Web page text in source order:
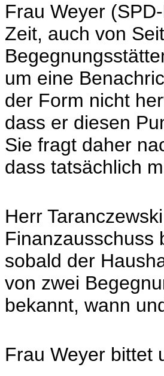
Frau Weyer
Zeit, auch von
um eine
der Form nicht
dass er diesen
Sie fragt daher
dass tatsächlich
Herr
Finanzausschuss
sobald der
von zwei
bekannt, wann
Frau Weyer bittet